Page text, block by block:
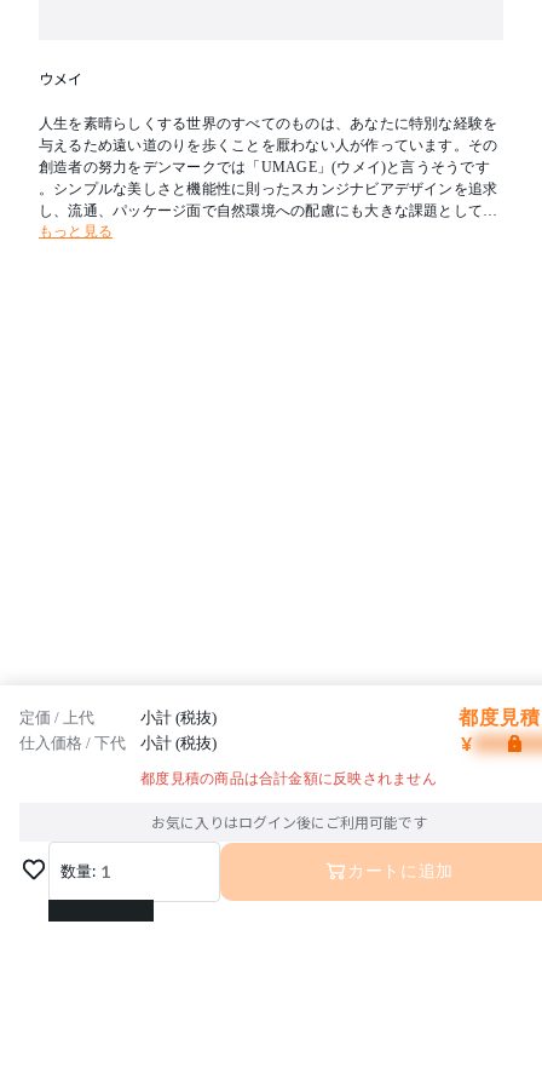
ウメイ
人生を素晴らしくする世界のすべてのものは、あなたに特別な経験を
与えるため遠い道のりを歩くことを厭わない人が作っています。その
創造者の努力をデンマークでは「UMAGE」(ウメイ)と言うそうです
。シンプルな美しさと機能性に則ったスカンジナビアデザインを追求
し、流通、パッケージ面で自然環境への配慮にも大きな課題として取
り組んでいるブランドです。
もっと見る
定価 / 上代 小計 (税抜) 都度見
仕入価格 / 下代 小計 (税抜) ¥
都度見積の商品は合計金額に反映されません
お気に入りはログイン後にご利用可能です
数量: 1
1
カートに追加